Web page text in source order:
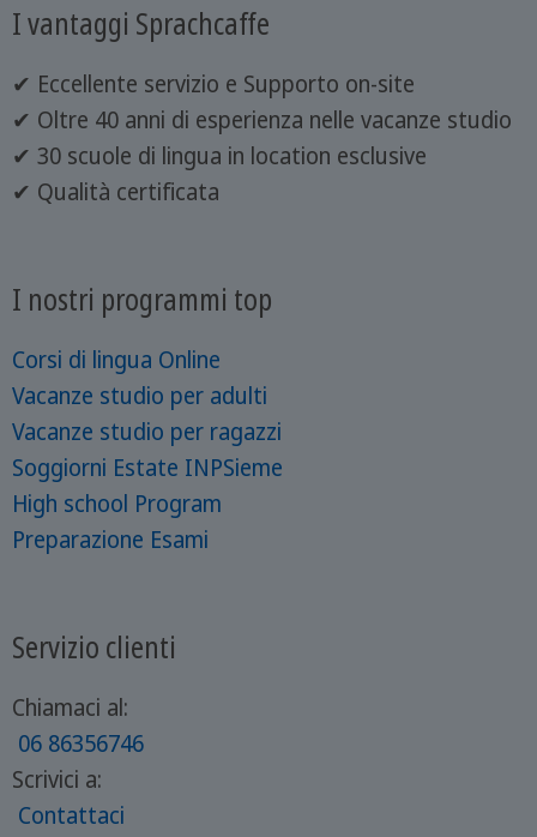
I vantaggi Sprachcaffe
✔ Eccellente servizio e Supporto on-site
✔ Oltre 40 anni di esperienza nelle vacanze studio
✔ 30 scuole di lingua in location esclusive
✔ Qualità certificata
I nostri programmi top
Corsi di lingua Online
Vacanze studio per adulti
Vacanze studio per ragazzi
Soggiorni Estate INPSieme
High school Program
Preparazione Esami
Servizio clienti
Chiamaci al:
06 86356746
Scrivici a:
Contattaci